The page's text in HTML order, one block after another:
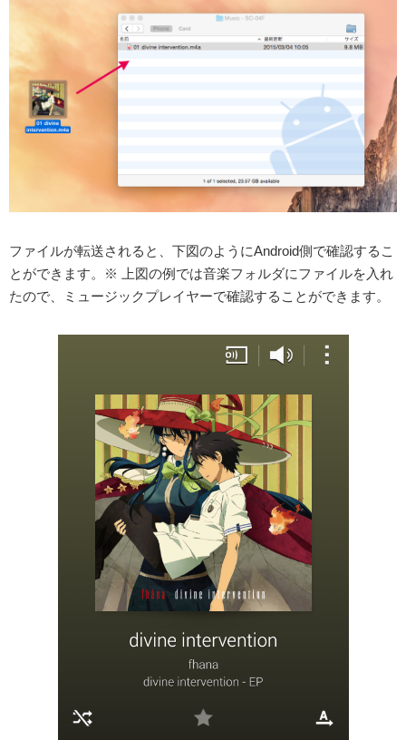
ファイルが転送されると、下図のようにAndroid側で確認するこ
とができます。※ 上図の例では音楽フォルダにファイルを入れ
たので、ミュージックプレイヤーで確認することができます。